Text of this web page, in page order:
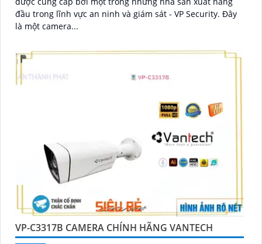
đầu trong lĩnh vực an ninh và giám sát - VP Security. Đây
là một camera...
VP-C3317B CAMERA CHÍNH HÃNG VANTECH